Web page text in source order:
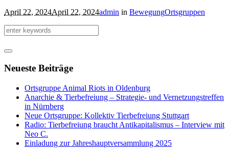
April 22, 2024April 22, 2024admin in BewegungOrtsgruppen
Neueste Beiträge
Ortsgruppe Animal Riots in Oldenburg
Anarchie & Tierbefreiung – Strategie- und Vernetzungstreffen
in Nürnberg
Neue Ortsgruppe: Kollektiv Tierbefreiung Stuttgart
Radio: Tierbefreiung braucht Antikapitalismus – Interview mit
Neo C.
Einladung zur Jahreshauptversammlung 2025